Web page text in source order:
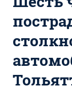
Набережная
Неделя